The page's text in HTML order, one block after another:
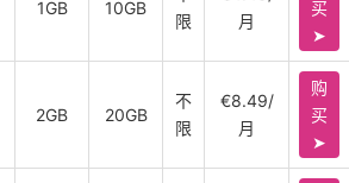
1GB 10GB
限
月
买
➤
2GB 20GB
不
限
€8.49/
月
购
买
➤